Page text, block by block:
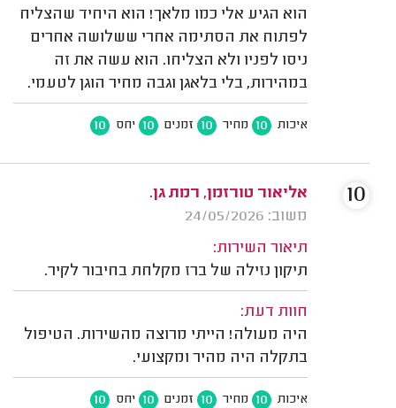
הוא הגיע אלי כמו מלאך! הוא היחיד שהצליח
לפתוח את הסתימה אחרי ששלושה אחרים
ניסו לפניו ולא הצליחו. הוא עשה את זה
במהירות, בלי בלאגן וגבה מחיר הוגן לטעמי.
איכות 10 מחיר 10 זמנים 10 יחס 10
אליאור טורזמן, רמת גן.
משוב: 24/05/2026
תיאור השירות:
תיקון נזילה של ברז מקלחת בחיבור לקיר.
חוות דעת:
היה מעולה! הייתי מרוצה מהשירות. הטיפול
בתקלה היה מהיר ומקצועי.
איכות 10 מחיר 10 זמנים 10 יחס 10
10